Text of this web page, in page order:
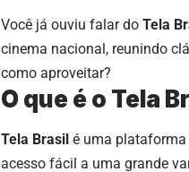
Você já ouviu falar do Tela
cinema nacional, reunindo
como aproveitar?
O que é o Tela
Tela Brasil é uma
acesso fácil a uma grande